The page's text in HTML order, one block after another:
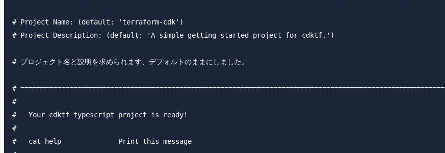
# Project Name: (default: 'terraform-cdk')
# Project Description: (default: 'A simple getting started project for cdktf.')
# プロジェクト名と説明を求められます、デフォルトのままにしました。
# ========================================================================================================
#
#   Your cdktf typescript project is ready!
#
#   cat help              Print this message